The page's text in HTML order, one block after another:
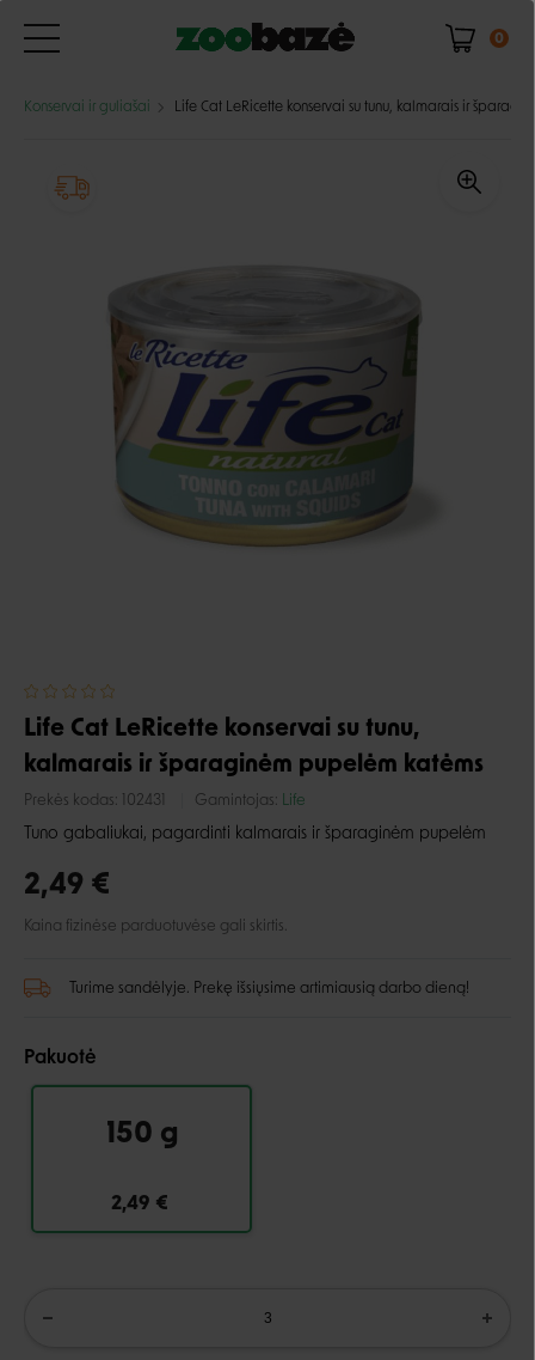
0
Konservai ir guliašai Life Cat LeRicette konservai su tunu, kalmarais ir
Life Cat LeRicette konservai su tunu,
kalmarais ir šparaginėm pupelėm katėms
Prekės kodas: 102431 Gamintojas: Life
Tuno gabaliukai, pagardinti kalmarais ir šparaginėm pupelėm
2,49 €
Kaina fizinėse parduotuvėse gali skirtis.
Turime sandėlyje. Prekę išsiųsime artimiausią darbo dieną!
Pakuotė
150 g
2,49 €